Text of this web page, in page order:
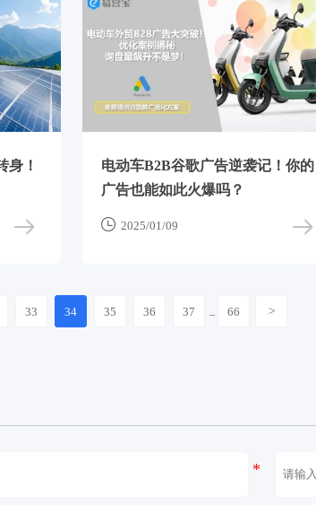
身！
电动车B2B谷歌广告逆袭记！你的
广告也能如此火爆吗？
 2025/01/09
33 34 35 36 37 ... 66 >